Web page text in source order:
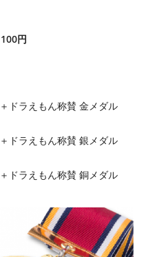
円
ドラえもん称賛 金メダル
ドラえもん称賛 銀メダル
ドラえもん称賛 銅メダル